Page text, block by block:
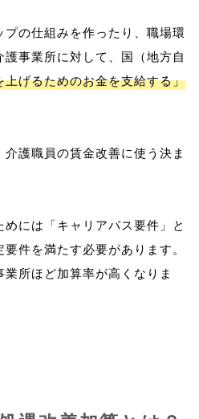
の仕組みを作ったり、職場環
事業所に対して、国（地方自
上げるためのお金を支給する」
護職員の賃金改善に使う決ま
には「キャリアパス要件」と
要件を満たす必要があります。
所ほど加算率が高くなりま